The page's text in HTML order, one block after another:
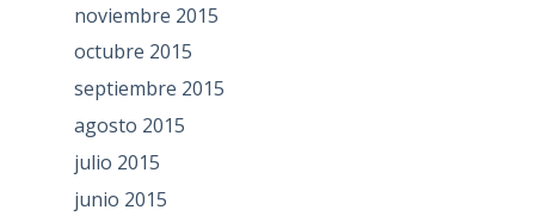
noviembre 2015
octubre 2015
septiembre 2015
agosto 2015
julio 2015
junio 2015